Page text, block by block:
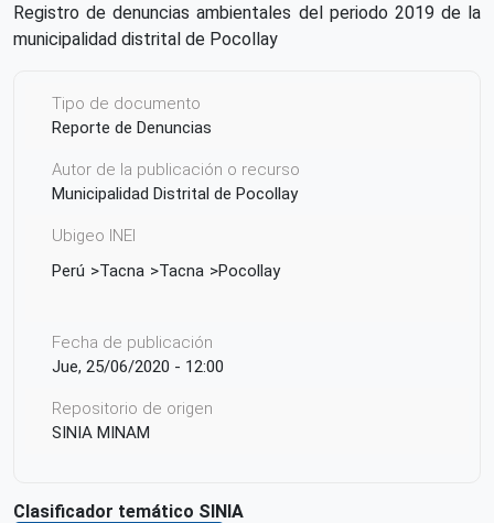
Registro de denuncias ambientales del periodo 2019 de la
municipalidad distrital de Pocollay
Tipo de documento
Reporte de Denuncias
Autor de la publicación o recurso
Municipalidad Distrital de Pocollay
Ubigeo INEI
Perú
Tacna Tacna Pocollay
Fecha de publicación
Jue, 25/06/2020 - 12:00
Repositorio de origen
SINIA MINAM
Clasificador temático SINIA